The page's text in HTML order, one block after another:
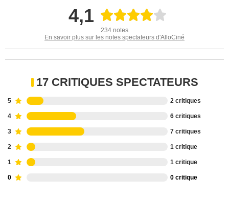
4,1
234 notes
En savoir plus sur les notes spectateurs d'AlloCiné
17 CRITIQUES SPECTATEURS
5 2 critiques
4 6 critiques
3 7 critiques
2 1 critique
1 1 critique
0 0 critique